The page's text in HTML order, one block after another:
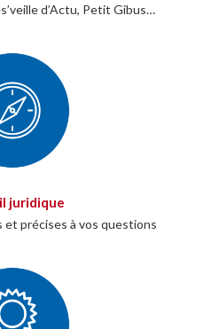
d’Actu, Petit Gibus…
juridique
précises à vos questions